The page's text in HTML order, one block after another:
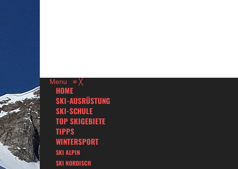
Menu ≡ ╳
HOME
SKI-AUSRÜSTUNG
SKI-SCHULE
TOP SKIGEBIETE
TIPPS
WINTERSPORT
SKI ALPIN
SKI NORDISCH